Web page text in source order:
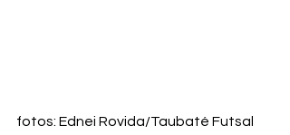
fotos: Ednei Rovida/Taubaté Futsal